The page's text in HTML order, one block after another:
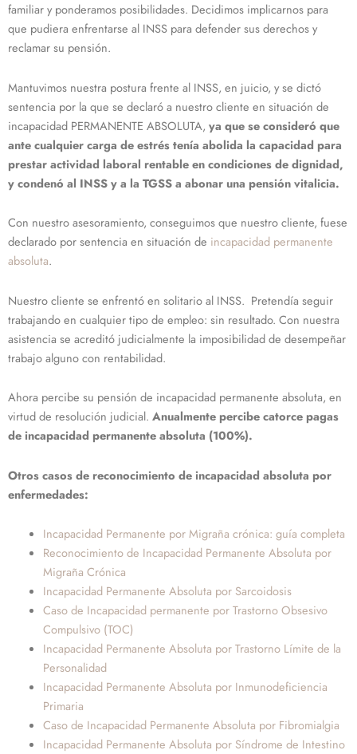
familiar y ponderamos posibilidades. Decidimos implicarnos para
que pudiera enfrentarse al INSS para defender sus derechos y
reclamar su pensión.
Mantuvimos nuestra postura frente al INSS, en juicio, y se dictó
sentencia por la que se declaró a nuestro cliente en situación de
incapacidad PERMANENTE ABSOLUTA, ya que se consideró que
ante cualquier carga de estrés tenía abolida la capacidad para
prestar actividad laboral rentable en condiciones de dignidad,
y condenó al INSS y a la TGSS a abonar una pensión vitalicia.
Con nuestro asesoramiento, conseguimos que nuestro cliente, fuese
declarado por sentencia en situación de incapacidad permanente
absoluta.
Nuestro cliente se enfrentó en solitario al INSS. Pretendía seguir
trabajando en cualquier tipo de empleo: sin resultado. Con nuestra
asistencia se acreditó judicialmente la imposibilidad de desempeñar
trabajo alguno con rentabilidad.
Ahora percibe su pensión de incapacidad permanente absoluta, en
virtud de resolución judicial. Anualmente percibe catorce pagas
de incapacidad permanente absoluta (100%).
Otros casos de reconocimiento de incapacidad absoluta por
enfermedades:
Incapacidad Permanente por Migraña crónica: guía completa
Reconocimiento de Incapacidad Permanente Absoluta por
Migraña Crónica
Incapacidad Permanente Absoluta por Sarcoidosis
Caso de Incapacidad permanente por Trastorno Obsesivo
Compulsivo (TOC)
Incapacidad Permanente Absoluta por Trastorno Límite de la
Personalidad
Incapacidad Permanente Absoluta por Inmunodeficiencia
Primaria
Caso de Incapacidad Permanente Absoluta por Fibromialgia
Incapacidad Permanente Absoluta por Síndrome de Intestino